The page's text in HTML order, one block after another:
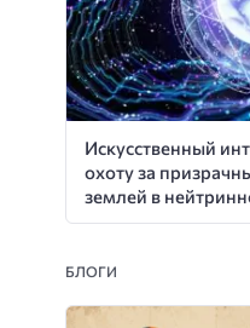
Искусственный
охоту за
землей в
БЛОГИ